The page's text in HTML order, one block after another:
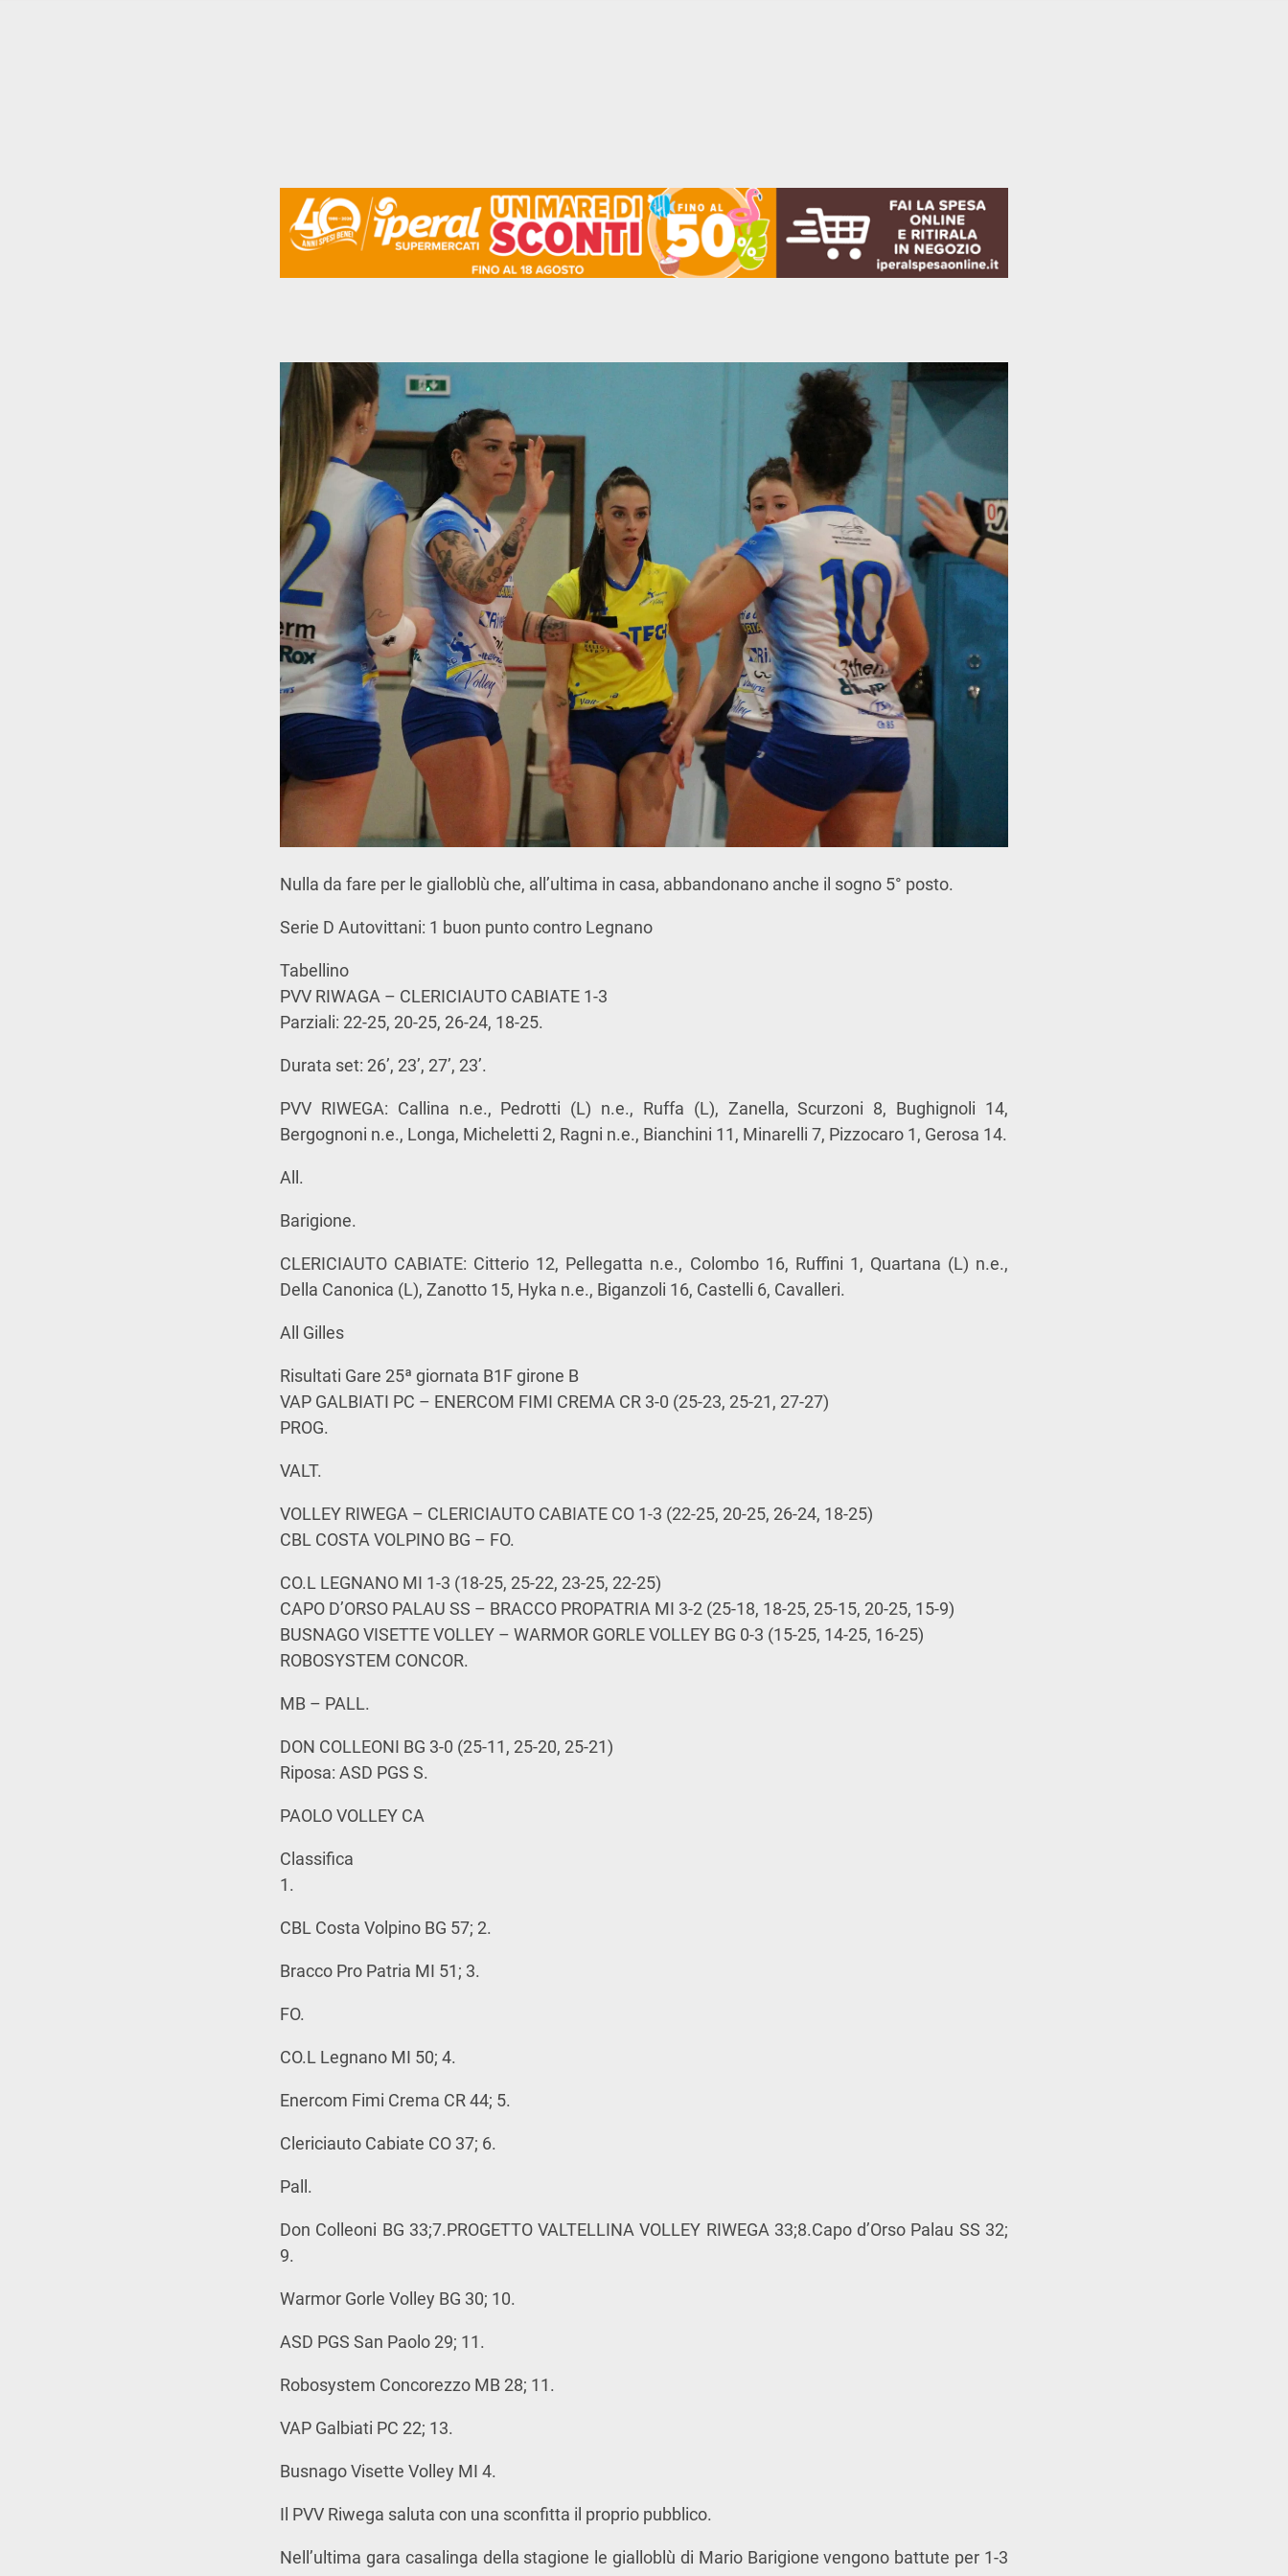
Nulla da fare per le gialloblù che, all’ultima in casa, abbandonano anche il sogno 5° posto.
Serie D Autovittani: 1 buon punto contro Legnano
Tabellino
PVV RIWAGA – CLERICIAUTO CABIATE 1-3
Parziali: 22-25, 20-25, 26-24, 18-25.
Durata set: 26’, 23’, 27’, 23’.
PVV RIWEGA: Callina n.e., Pedrotti (L) n.e., Ruffa (L), Zanella, Scurzoni 8, Bughignoli 14,
Bergognoni n.e., Longa, Micheletti 2, Ragni n.e., Bianchini 11, Minarelli 7, Pizzocaro 1, Gerosa 14.
All.
Barigione.
CLERICIAUTO CABIATE: Citterio 12, Pellegatta n.e., Colombo 16, Ruffini 1, Quartana (L) n.e.,
Della Canonica (L), Zanotto 15, Hyka n.e., Biganzoli 16, Castelli 6, Cavalleri.
All Gilles
Risultati Gare 25ª giornata B1F girone B
VAP GALBIATI PC – ENERCOM FIMI CREMA CR 3-0 (25-23, 25-21, 27-27)
PROG.
VALT.
VOLLEY RIWEGA – CLERICIAUTO CABIATE CO 1-3 (22-25, 20-25, 26-24, 18-25)
CBL COSTA VOLPINO BG – FO.
CO.L LEGNANO MI 1-3 (18-25, 25-22, 23-25, 22-25)
CAPO D’ORSO PALAU SS – BRACCO PROPATRIA MI 3-2 (25-18, 18-25, 25-15, 20-25, 15-9)
BUSNAGO VISETTE VOLLEY – WARMOR GORLE VOLLEY BG 0-3 (15-25, 14-25, 16-25)
ROBOSYSTEM CONCOR.
MB – PALL.
DON COLLEONI BG 3-0 (25-11, 25-20, 25-21)
Riposa: ASD PGS S.
PAOLO VOLLEY CA
Classifica
1.
CBL Costa Volpino BG 57; 2.
Bracco Pro Patria MI 51; 3.
FO.
CO.L Legnano MI 50; 4.
Enercom Fimi Crema CR 44; 5.
Clericiauto Cabiate CO 37; 6.
Pall.
Don Colleoni BG 33;7.PROGETTO VALTELLINA VOLLEY RIWEGA 33;8.Capo d’Orso Palau SS 32;
9.
Warmor Gorle Volley BG 30; 10.
ASD PGS San Paolo 29; 11.
Robosystem Concorezzo MB 28; 11.
VAP Galbiati PC 22; 13.
Busnago Visette Volley MI 4.
Il PVV Riwega saluta con una sconfitta il proprio pubblico.
Nell’ultima gara casalinga della stagione le gialloblù di Mario Barigione vengono battute per 1-3